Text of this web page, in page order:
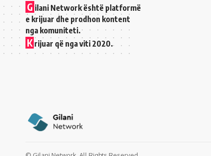
G ilani Network është platformë
e krijuar dhe prodhon kontent
nga komuniteti.
K rijuar që nga viti 2020.